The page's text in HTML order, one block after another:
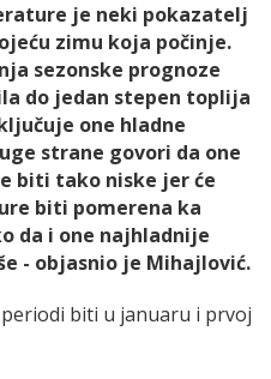
je neki pokazatelj
zimu koja počinje.
sezonske prognoze
do jedan stepen toplija
one hladne
strane govori da one
biti tako niske jer će
biti pomerena ka
da i one najhladnije
- objasnio je Mihajlović.
biti u januaru i prvoj